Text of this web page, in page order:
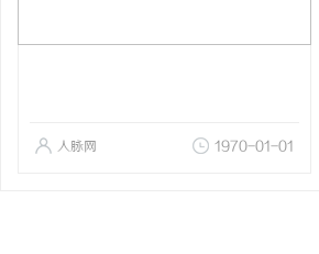
人脉网 1970-01-01